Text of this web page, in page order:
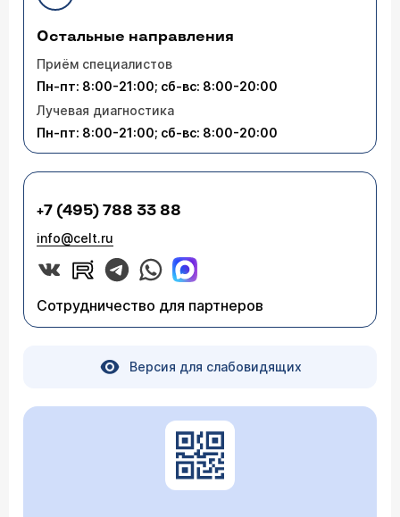
Остальные направления
Приём специалистов
Пн-пт: 8:00-21:00; сб-вс: 8:00-20:00
Лучевая диагностика
Пн-пт: 8:00-21:00; сб-вс: 8:00-20:00
+7 (495) 788 33 88
info@celt.ru
Сотрудничество для партнеров
Версия для слабовидящих